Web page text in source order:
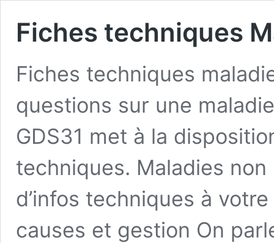
Fiches techniques
Fiches techniques
questions sur une
GDS31 met à la
techniques. Maladies
d’infos techniques à
causes et gestion On